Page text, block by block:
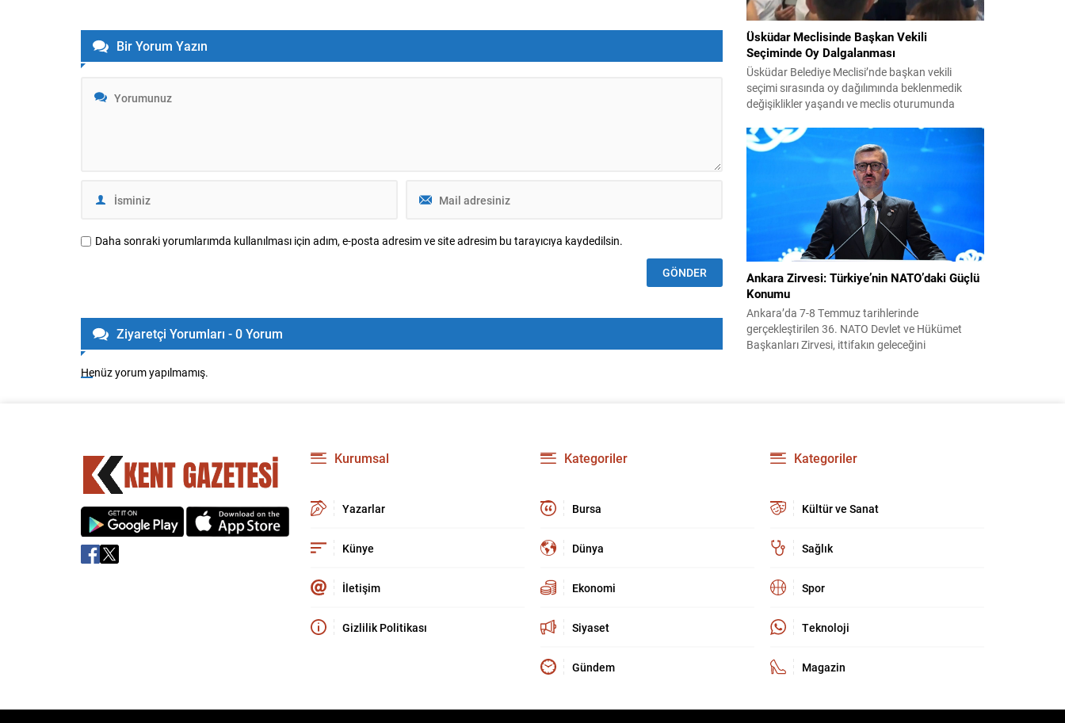
isimlerden biri Serhou Guirassy. Gineli
forvet için Borussia Dortmund ile
görüşmelerin sürdüğü, bonservis
Bir Yorum Yazın
Daha sonraki yorumlarımda kullanılması için adım, e-posta adresim ve site adresim bu tarayıcıya kaydedilsin.
Ziyaretçi Yorumları - 0 Yorum
Henüz yorum yapılmamış.
Üsküdar Meclisinde Başkan Vekili
Seçiminde Oy Dalgalanması
Üsküdar Belediye Meclisi’nde başkan vekili
seçimi sırasında oy dağılımında beklenmedik
değişiklikler yaşandı ve meclis oturumunda
görevden uzaklaştırılan Sinem Dedetaş’ın yerine
seçilecek isim için yapılan oylamalarda parti içi
dengeler gündemin merkezine oturdu. CHP’nin
adayı Sibel Tan Çetinkaya ile AK Parti’nin adayı
Dündar Ziya Gültekin arasında geçen...
Ankara Zirvesi: Türkiye’nin NATO’daki Güçlü
Konumu
Ankara’da 7-8 Temmuz tarihlerinde
gerçekleştirilen 36. NATO Devlet ve Hükümet
Başkanları Zirvesi, ittifakın geleceğini
zamanlı ve çok boyutlu tehditlerle...
Kurumsal
Yazarlar
Künye
İletişim
Gizlilik Politikası
Kategoriler
Bursa
Dünya
Ekonomi
Siyaset
Gündem
Kategoriler
Kültür ve Sanat
Sağlık
Spor
Teknoloji
Magazin